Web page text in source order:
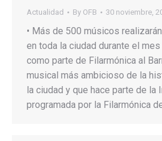
Actualidad By OFB 30 noviembre,
• Más de 500 músicos
en toda la ciudad durante el
como parte de Filarmónica al
musical más ambicioso de la
la ciudad y que hace parte de la
programada por la Filarmónica